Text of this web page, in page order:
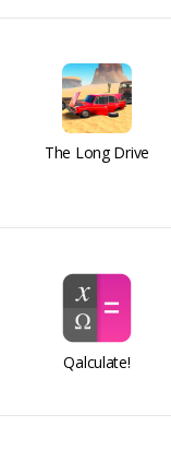
The Long Drive
Qalculate!